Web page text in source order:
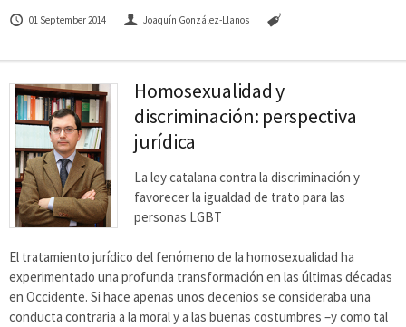
01 September 2014 Joaquín González-Llanos
Homosexualidad y
discriminación: perspectiva
jurídica
La ley catalana contra la discriminación y
favorecer la igualdad de trato para las
personas LGBT
El tratamiento jurídico del fenómeno de la homosexualidad ha
experimentado una profunda transformación en las últimas décadas
en Occidente. Si hace apenas unos decenios se consideraba una
conducta contraria a la moral y a las buenas costumbres –y como tal